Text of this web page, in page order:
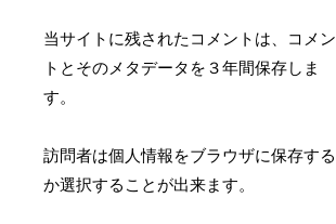
当サイトに残されたコメントは、コメン
トとそのメタデータを３年間保存しま
す。
訪問者は個人情報をブラウザに保存する
か選択することが出来ます。